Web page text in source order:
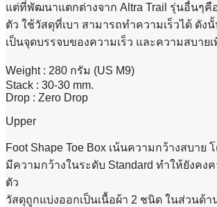
แต่ที่พัฒนาแตกต่างจาก Altra Trail รุ่นอื่นๆคื
ตัว ใช้วัสดุที่เบา สามารถทำความเร็วได้ ดังนั้
เป็นจุดบรรจบของความเร็ว และความสบาย
Weight : 280 กรัม (US M9)
Stack : 30-30 mm.
Drop : Zero Drop
Upper
Foot Shape Toe Box เน้นความกว้างสบาย
มีความกว้างในระดับ Standard ทำให้ยังคง
ตัว
วัสดุถูกแบ่งออกเป็นเนื้อผ้า 2 ชนิด ในส่วนด้า